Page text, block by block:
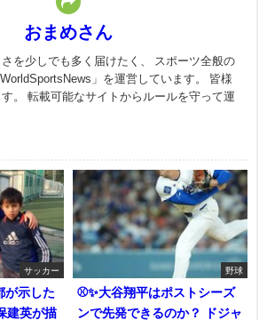
おまめさん
を少しでも多く届けたく、 スポーツ全般の
」を運営しています。 皆様
。 転載可能なサイトからルールを守って運
サッカー
が示した
建英が描
野球
⚾✨大谷翔平はポストシーズ
ンで先発できるのか？ ドジャ